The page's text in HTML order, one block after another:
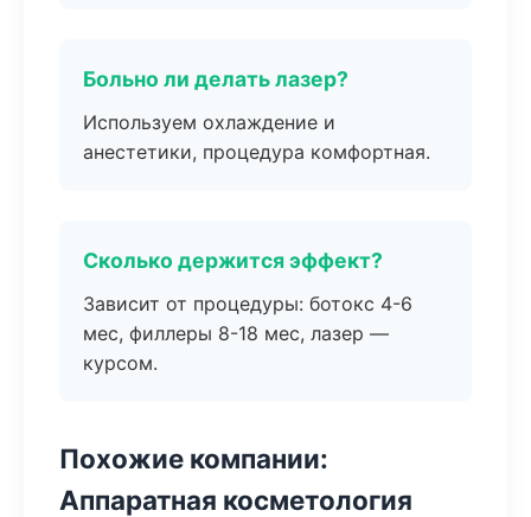
Больно ли делать лазер?
Используем охлаждение и
анестетики, процедура комфортная.
Сколько держится эффект?
Зависит от процедуры: ботокс 4-6
мес, филлеры 8-18 мес, лазер —
курсом.
Похожие компании:
Аппаратная косметология